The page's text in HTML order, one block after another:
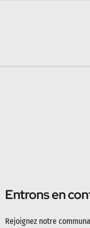
Entrons en
Rejoignez notre